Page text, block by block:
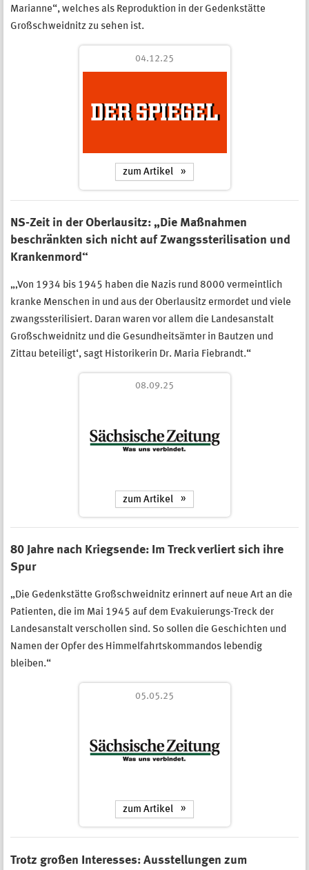
Marianne“, welches als Reproduktion in der Gedenkstätte
Großschweidnitz zu sehen ist.
04.12.25
zum Artikel
NS-Zeit in der Oberlausitz: „Die Maßnahmen
beschränkten sich nicht auf Zwangssterilisation und
Krankenmord“
„‚Von 1934 bis 1945 haben die Nazis rund 8000 vermeintlich
kranke Menschen in und aus der Oberlausitz ermordet und viele
zwangssterilisiert. Daran waren vor allem die Landesanstalt
Großschweidnitz und die Gesundheitsämter in Bautzen und
Zittau beteiligt‘, sagt Historikerin Dr. Maria Fiebrandt.“
08.09.25
zum Artikel
80 Jahre nach Kriegsende: Im Treck verliert sich ihre
Spur
„Die Gedenkstätte Großschweidnitz erinnert auf neue Art an die
Patienten, die im Mai 1945 auf dem Evakuierungs-Treck der
Landesanstalt verschollen sind. So sollen die Geschichten und
Namen der Opfer des Himmelfahrtskommandos lebendig
bleiben.“
05.05.25
zum Artikel
Trotz großen Interesses: Ausstellungen zum